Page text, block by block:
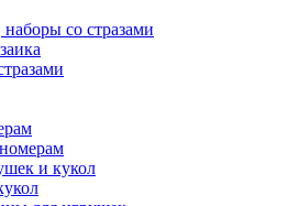
со стразами
и кукол